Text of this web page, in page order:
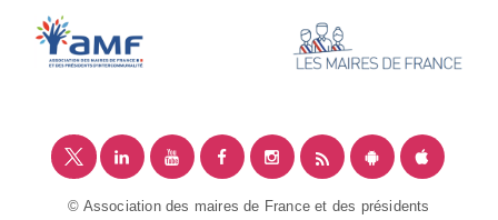
© Association des maires de France et des présidents